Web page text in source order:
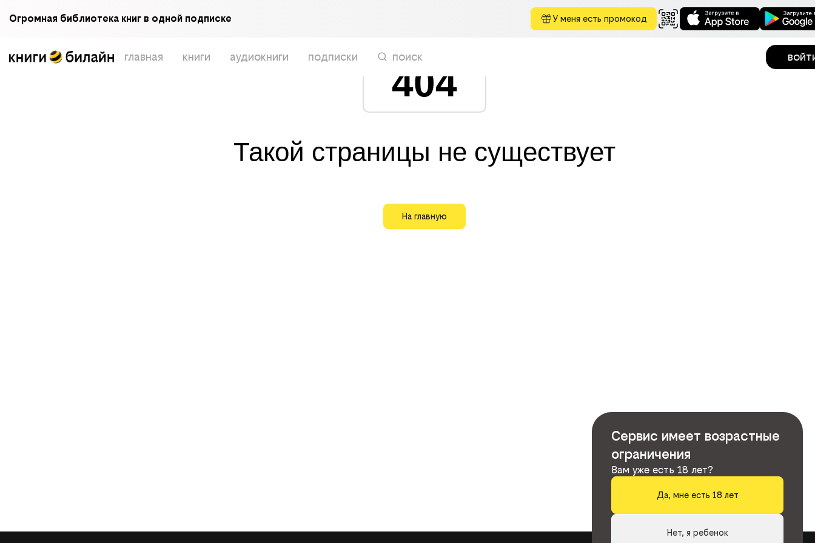
Огромная библиотека книг в одной подписке У меня есть промокод
главная книги аудиокниги подписки поиск
404
Такой страницы не существует
На главную
Сервис имеет возрастные
ограничения
Вам уже есть 18 лет?
Да, мне есть 18 лет
Нет, я ребенок